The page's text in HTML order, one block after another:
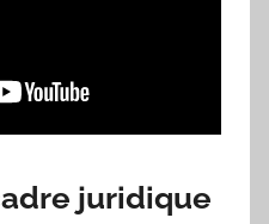
juridique